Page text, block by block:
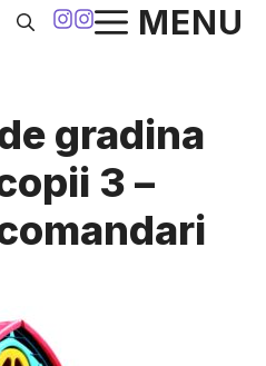
MENU
gradina
3 –